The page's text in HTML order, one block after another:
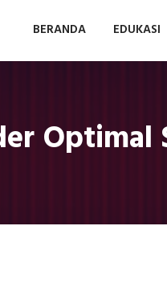
BERANDA EDUKASI
Optimal